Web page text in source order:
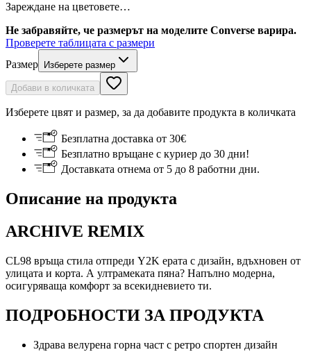
Зареждане на цветовете…
Не забравяйте, че размерът на моделите Converse варира.
Проверете таблицата с размери
Размер
Изберете размер
Добави в количката
Изберете цвят и размер, за да добавите продукта в количката
Безплатна доставка от 30€
Безплатно връщане с куриер до 30 дни!
Доставката отнема от 5 до 8 работни дни.
Описание на продукта
ARCHIVE REMIX
CL98 връща стила отпреди Y2K ерата с дизайн, вдъхновен от
улицата и корта. А ултрамеката пяна? Напълно модерна,
осигуряваща комфорт за всекидневието ти.
ПОДРОБНОСТИ ЗА ПРОДУКТА
Здрава велурена горна част с ретро спортен дизайн